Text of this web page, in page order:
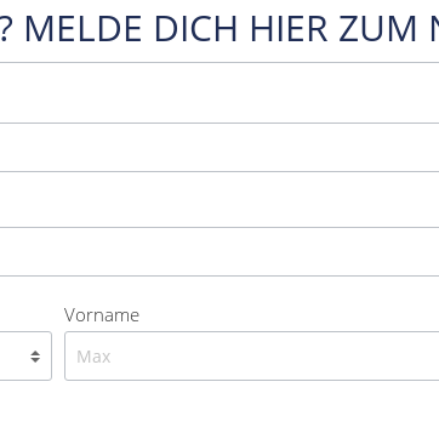
MELDE DICH HIER ZUM
Vorname